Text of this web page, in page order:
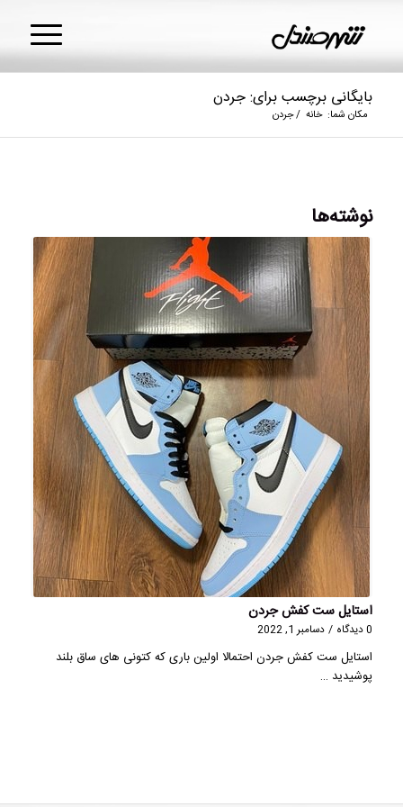
بایگانی برچسب برای: جردن
مکان شما: خانه /جردن
نوشته‌ها
استایل ست کفش جردن
0 دیدگاه / دسامبر 1, 2022
استایل ست کفش جردن احتمالا اولین باری که کتونی های ساق بلند
پوشیدید …